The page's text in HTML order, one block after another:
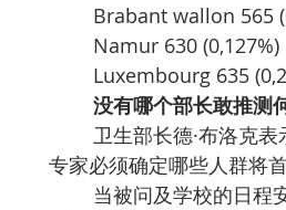
Brabant wallon 565
Namur 630 (0,127%)
Luxembourg 635
没有哪个部长敢推测
卫生部长德·布洛克
专家必须确定哪些人群将
当被问及学校的日程